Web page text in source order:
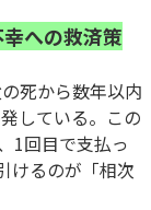
への救済策
死から数年以内
している。この
1回目で支払っ
けるのが「相次